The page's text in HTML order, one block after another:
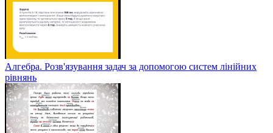
Алгебра. Розв'язування задач за допомогою систем лінійних
рівнянь